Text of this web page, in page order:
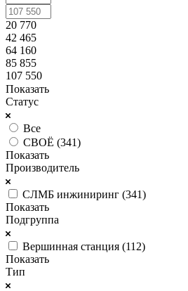
20 770
42 465
64 160
85 855
107 550
Показать
Статус
Все
СВОЁ (341)
Показать
Производитель
СЛМБ инжиниринг (341)
Показать
Подгруппа
Вершинная станция (112)
Показать
Тип